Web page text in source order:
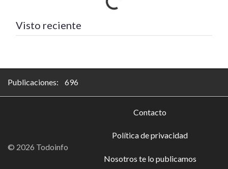
Visto reciente Cargando…
Publicaciones: 696
© 2026 Todoinfo
Contacto
Política de privacidad
Nosotros te lo publicamos